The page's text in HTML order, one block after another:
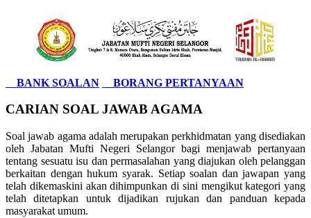
BANK SOALAN BORANG PERTANYAAN
CARIAN SOAL JAWAB AGAMA
Soal jawab agama adalah merupakan perkhidmatan yang disediakan
oleh Jabatan Mufti Negeri Selangor bagi menjawab pertanyaan
tentang sesuatu isu dan permasalahan yang diajukan oleh pelanggan
berkaitan dengan hukum syarak. Setiap soalan dan jawapan yang
telah dikemaskini akan dihimpunkan di sini mengikut kategori yang
telah ditetapkan untuk dijadikan rujukan dan panduan kepada
masyarakat umum.